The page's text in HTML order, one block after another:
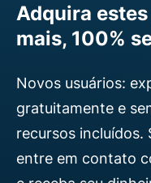
Adquira
mais, 100%
Novos usuários:
gratuitamente e
recursos incluídos.
entre em contato